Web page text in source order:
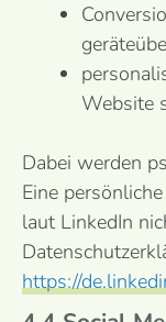
Website
Dabei werden
Eine
laut LinkedIn
https://